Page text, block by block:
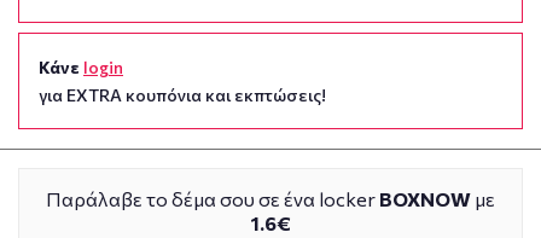
Κάνε login
για EXTRA κουπόνια και εκπτώσεις!
Παράλαβε το δέμα σου σε ένα locker BOXNOW με
1.6€